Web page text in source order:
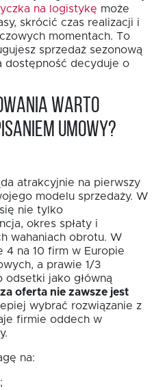
na logistykę może
skrócić czas realizacji i
momentach. To
sprzedaż sezonową
dostępność decyduje o
warto
umowy?
atrakcyjnie na pierwszy
modelu sprzedaży. W
nie tylko
okres spłaty i
wahaniach obrotu. W
4 na 10 firm w Europie
a prawie 1/3
odsetki jako główną
oferta nie zawsze jest
wybrać rozwiązanie z
firmie oddech w
na: